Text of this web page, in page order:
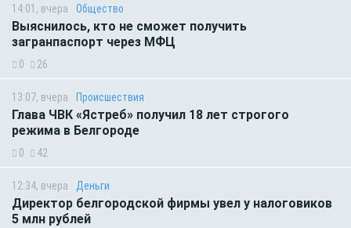
14:01, вчера Общество
Выяснилось, кто не сможет получить
загранпаспорт через МФЦ
0 26
13:07, вчера Происшествия
Глава ЧВК «Ястреб» получил 18 лет строгого
режима в Белгороде
0 42
12:34, вчера Деньги
Директор белгородской фирмы увел у налоговиков
5 млн рублей